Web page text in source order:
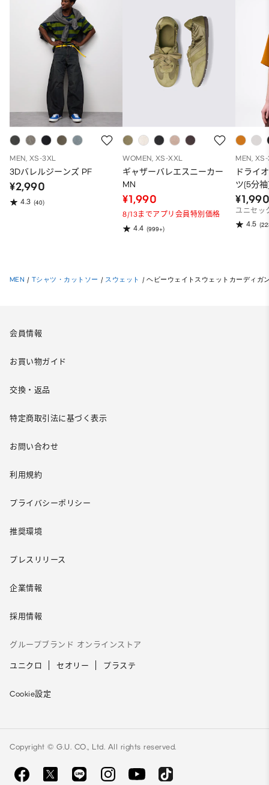
MEN, XS-3XL
3Dバレルジーンズ PF
¥2,990
4.3 (40)
WOMEN, XS-XXL
ギャザーバレエスニーカー
MN
¥1,990
8/13までアプリ会員特別価格
4.4 (999+)
MEN,
ドライ
ツ(5分
ユニセッ
4.5
MEN / Tシャツ・カットソー / スウェット / ヘビーウェイトスウェットカーディガ
会員情報
お買い物ガイド
交換・返品
特定商取引法に基づく表示
お問い合わせ
利用規約
プライバシーポリシー
推奨環境
プレスリリース
企業情報
採用情報
グループブランド オンラインストア
ユニクロ セオリー プラステ
Cookie設定
Copyright © G.U. CO., Ltd. All rights reserved.